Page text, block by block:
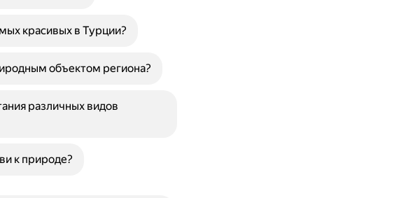
красивых в Турции?
объектом региона?
различных видов
к природе?